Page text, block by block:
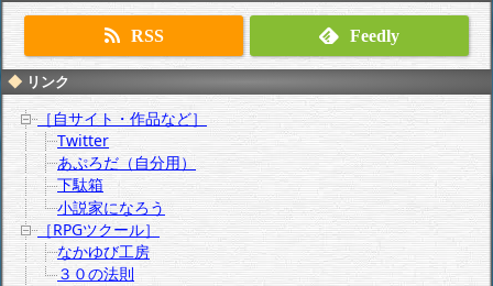
RSS Feedly
リンク
［自サイト・作品など］
Twitter
あぷろだ（自分用）
下駄箱
小説家になろう
［RPGツクール］
なかゆび工房
３０の法則